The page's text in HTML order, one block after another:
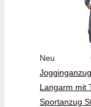
Neu
Langarm mit
Sportanzug